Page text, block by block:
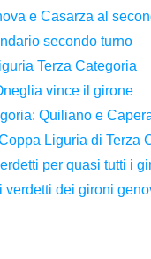
e Casarza al
secondo turno
Terza Categoria
vince il girone
Quiliano e
Liguria di Terza
per quasi tutti i
verdetti dei gironi